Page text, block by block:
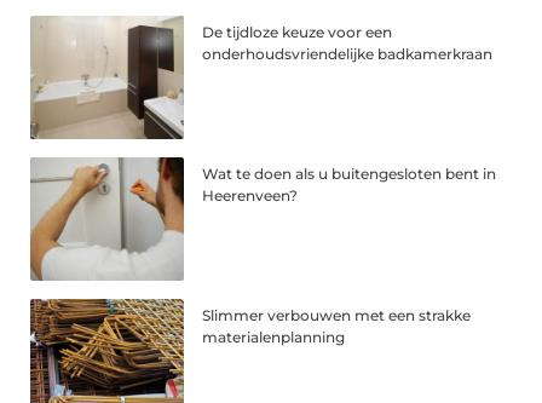
De tijdloze keuze voor een
onderhoudsvriendelijke badkamerkraan
Wat te doen als u buitengesloten bent in
Heerenveen?
Slimmer verbouwen met een strakke
materialenplanning